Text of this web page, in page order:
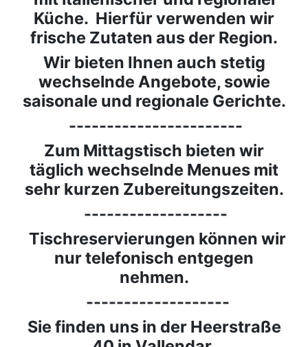
Küche. Hierfür verwenden wir
frische Zutaten aus der Region.
Wir bieten Ihnen auch stetig
wechselnde Angebote, sowie
saisonale und regionale Gerichte.
-----------------------
Zum Mittagstisch bieten wir
täglich wechselnde Menues mit
sehr kurzen Zubereitungszeiten.
-------------------
Tischreservierungen können wir
nur telefonisch entgegen
nehmen.
-------------------
Sie finden uns in der Heerstraße